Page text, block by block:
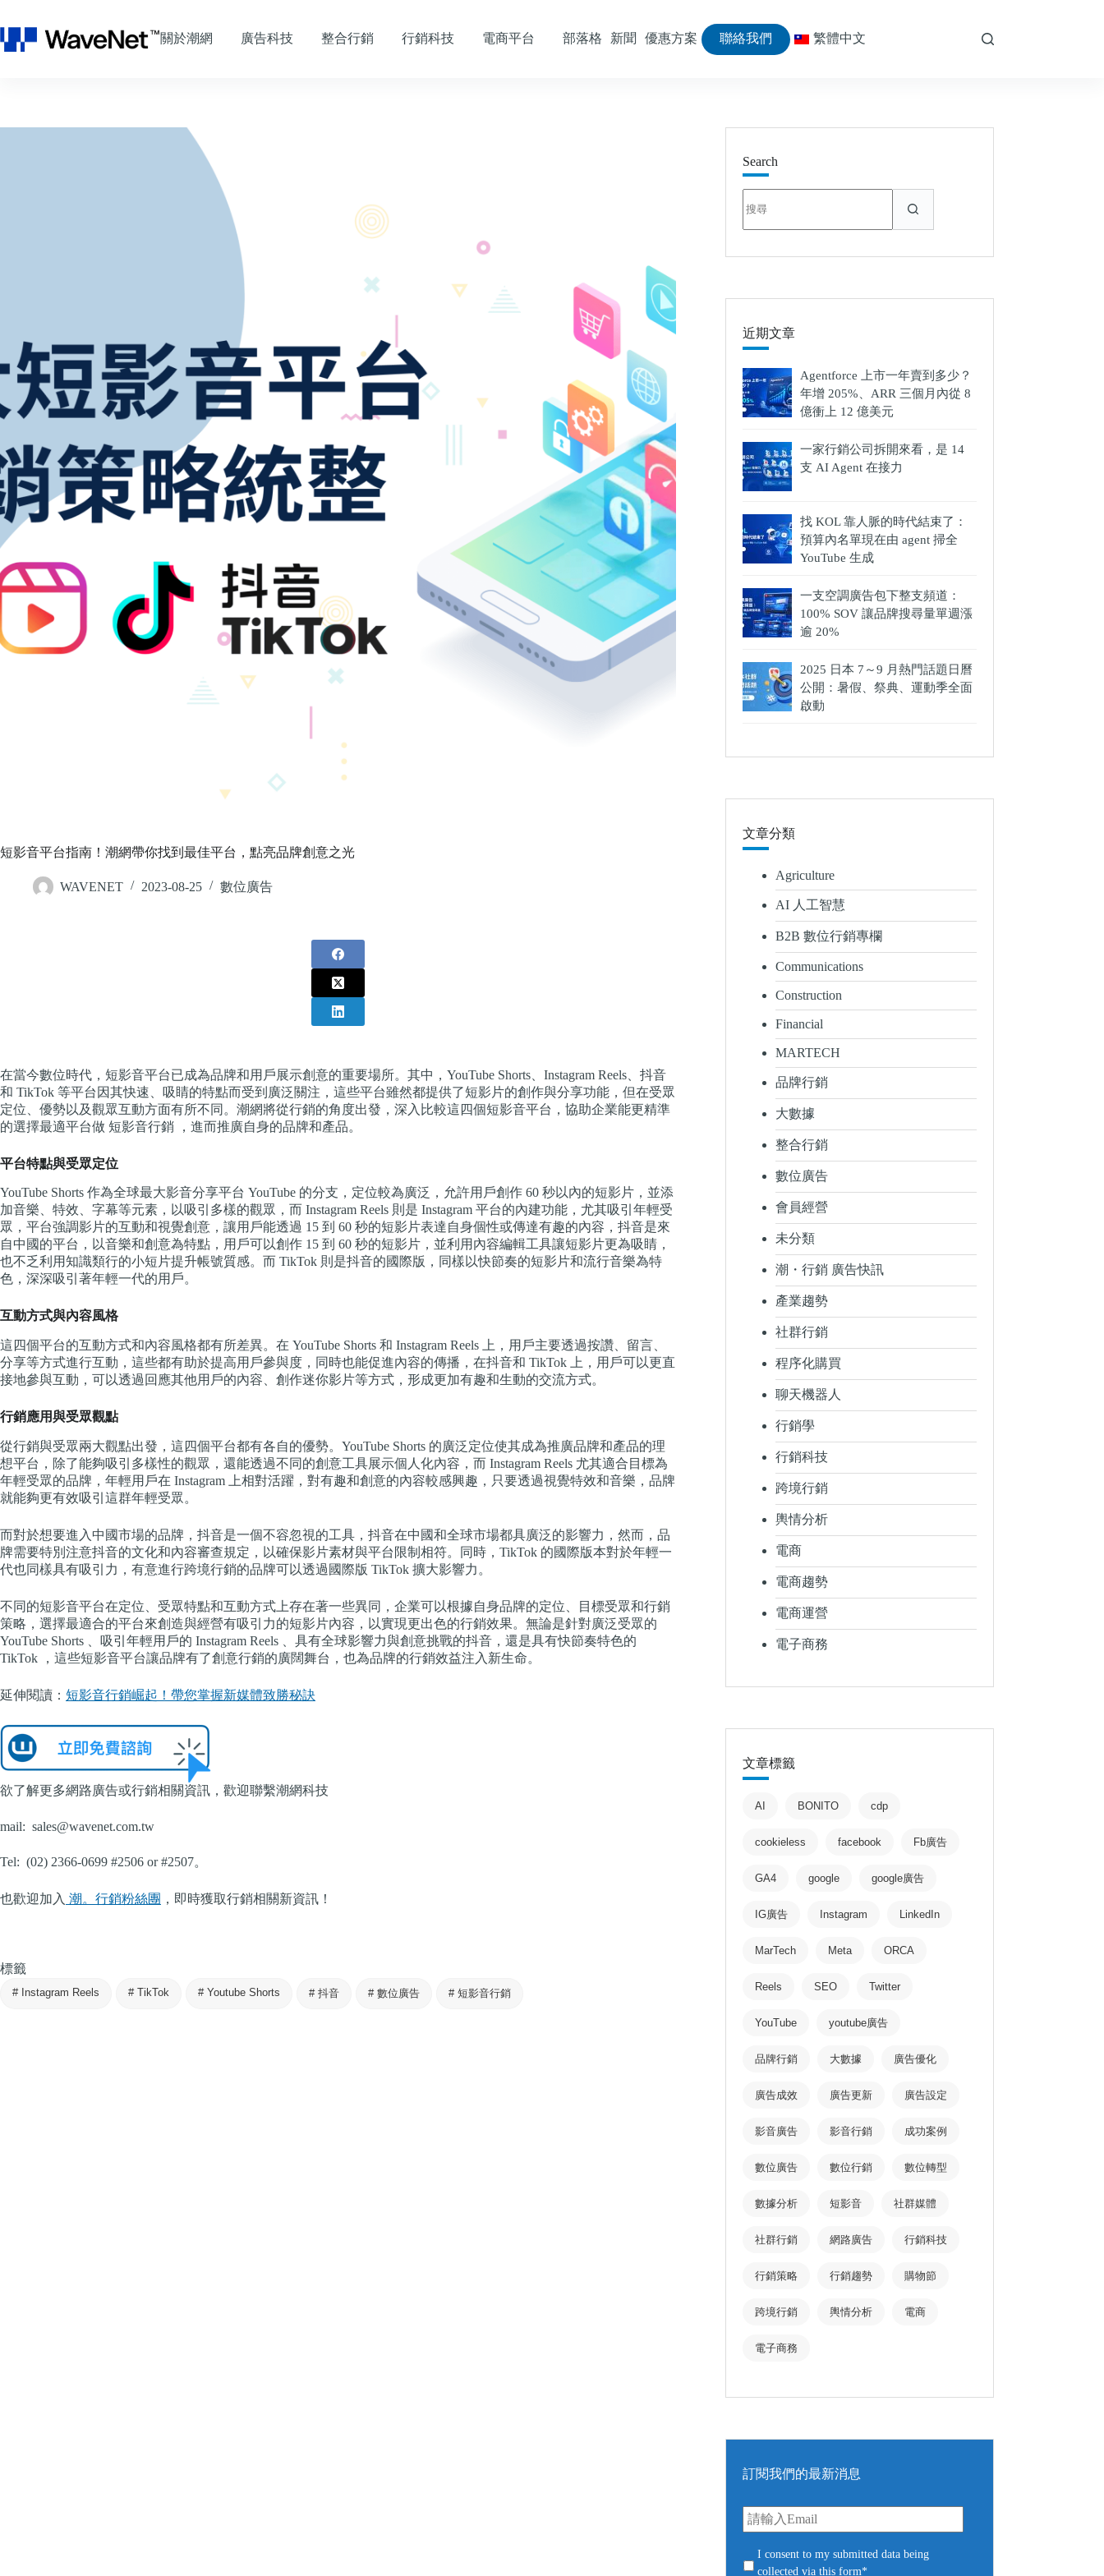
至
主
關於潮網 廣告科技 整合行銷 行銷科技 電商平台 部落格 新聞 優惠方案 聯絡我們 繁體中文
短影音平台指南！潮網帶你找到最佳平台，點亮品牌創意之光
WAVENET 2023-08-25 數位廣告
在當今數位時代，短影音平台已成為品牌和用戶展示創意的重要場所。其中，YouTube Shorts、Instagram Reels、抖音
和 TikTok 等平台因其快速、吸睛的特點而受到廣泛關注，這些平台雖然都提供了短影片的創作與分享功能，但在受眾
定位、優勢以及觀眾互動方面有所不同。潮網將從行銷的角度出發，深入比較這四個短影音平台，協助企業能更精準
的選擇最適平台做 短影音行銷 ，進而推廣自身的品牌和產品。
平台特點與受眾定位
YouTube Shorts 作為全球最大影音分享平台 YouTube 的分支，定位較為廣泛，允許用戶創作 60 秒以內的短影片，並添
加音樂、特效、字幕等元素，以吸引多樣的觀眾，而 Instagram Reels 則是 Instagram 平台的內建功能，尤其吸引年輕受
眾，平台強調影片的互動和視覺創意，讓用戶能透過 15 到 60 秒的短影片表達自身個性或傳達有趣的內容，抖音是來
自中國的平台，以音樂和創意為特點，用戶可以創作 15 到 60 秒的短影片，並利用內容編輯工具讓短影片更為吸睛，
也不乏利用知識類行的小短片提升帳號質感。而 TikTok 則是抖音的國際版，同樣以快節奏的短影片和流行音樂為特
色，深深吸引著年輕一代的用戶。
互動方式與內容風格
這四個平台的互動方式和內容風格都有所差異。在 YouTube Shorts 和 Instagram Reels 上，用戶主要透過按讚、留言、
分享等方式進行互動，這些都有助於提高用戶參與度，同時也能促進內容的傳播，在抖音和 TikTok 上，用戶可以更直
接地參與互動，可以透過回應其他用戶的內容、創作迷你影片等方式，形成更加有趣和生動的交流方式。
行銷應用與受眾觀點
從行銷與受眾兩大觀點出發，這四個平台都有各自的優勢。YouTube Shorts 的廣泛定位使其成為推廣品牌和產品的理
想平台，除了能夠吸引多樣性的觀眾，還能透過不同的創意工具展示個人化內容，而 Instagram Reels 尤其適合目標為
年輕受眾的品牌，年輕用戶在 Instagram 上相對活躍，對有趣和創意的內容較感興趣，只要透過視覺特效和音樂，品牌
就能夠更有效吸引這群年輕受眾。
而對於想要進入中國市場的品牌，抖音是一個不容忽視的工具，抖音在中國和全球市場都具廣泛的影響力，然而，品
牌需要特別注意抖音的文化和內容審查規定，以確保影片素材與平台限制相符。同時，TikTok 的國際版本對於年輕一
代也同樣具有吸引力，有意進行跨境行銷的品牌可以透過國際版 TikTok 擴大影響力。
不同的短影音平台在定位、受眾特點和互動方式上存在著一些異同，企業可以根據自身品牌的定位、目標受眾和行銷
策略，選擇最適合的平台來創造與經營有吸引力的短影片內容，以實現更出色的行銷效果。無論是針對廣泛受眾的
YouTube Shorts 、吸引年輕用戶的 Instagram Reels 、具有全球影響力與創意挑戰的抖音，還是具有快節奏特色的
TikTok ，這些短影音平台讓品牌有了創意行銷的廣闊舞台，也為品牌的行銷效益注入新生命。
延伸閱讀： 短影音行銷崛起！帶您掌握新媒體致勝秘訣
欲了解更多網路廣告或行銷相關資訊，歡迎聯繫潮網科技
mail: sales@wavenet.com.tw
Tel: (02) 2366-0699 #2506 or #2507。
也歡迎加入 潮。行銷粉絲團 ，即時獲取行銷相關新資訊！
標籤
#Instagram Reels #TikTok #Youtube Shorts #抖音 #數位廣告 #短影音行銷
Search
不
到
件
結
果
近期文章
Agentforce 上市一年賣到多少？
年增 205%、ARR 三個月內從 8
億衝上 12 億美元
一家行銷公司拆開來看，是 14
支 AI Agent 在接力
找 KOL 靠人脈的時代結束了：
預算內名單現在由 agent 掃全
YouTube 生成
一支空調廣告包下整支頻道：
100% SOV 讓品牌搜尋量單週漲
逾 20%
2025 日本 7～9 月熱門話題日曆
公開：暑假、祭典、運動季全面
啟動
文章分類
Agriculture
AI 人工智慧
B2B 數位行銷專欄
Communications
Construction
Financial
MARTECH
品牌行銷
大數據
整合行銷
數位廣告
會員經營
未分類
潮・行銷 廣告快訊
產業趨勢
社群行銷
程序化購買
聊天機器人
行銷學
行銷科技
跨境行銷
輿情分析
電商
電商趨勢
電商運營
電子商務
文章標籤
AI BONITO cdp
cookieless facebook Fb廣告
GA4 google google廣告
IG廣告 Instagram LinkedIn
MarTech Meta ORCA
Reels SEO Twitter
YouTube youtube廣告
品牌行銷 大數據 廣告優化
廣告成效 廣告更新 廣告設定
影音廣告 影音行銷 成功案例
數位廣告 數位行銷 數位轉型
數據分析 短影音 社群媒體
社群行銷 網路廣告 行銷科技
行銷策略 行銷趨勢 購物節
跨境行銷 輿情分析 電商
電子商務
訂閱我們的最新消息
E
m
a
lo
I consent to my submitted data being
collected via this form*